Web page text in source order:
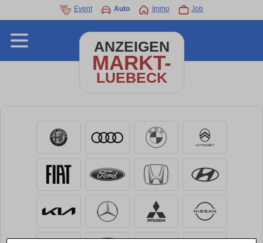
Event Auto Immo Job
ANZEIGEN
MARKT-
LUEBECK